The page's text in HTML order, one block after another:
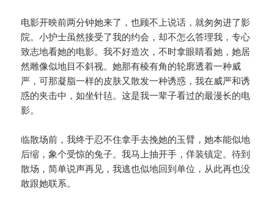
电影开映前两分钟她来了，也顾不上说话，就匆匆进了影
院。小护士虽然接受了我的约会，却不怎么答理我，专心
致志地看她的电影。我不好造次，不时拿眼睛看她，她居
然雕像似地目不斜视。她那有棱有角的轮廓透着一种威
严，可那凝脂一样的皮肤又散发一种诱惑，我在威严和诱
惑的夹击中，如坐针毡。这是我一辈子看过的最漫长的电
影。
临散场前，我终于忍不住拿手去挽她的玉臂，她本能似地
后缩，象个受惊的兔子。我马上抽开手，佯装镇定。待到
散场，简单说声再见，我逃也似地回到单位，从此再也没
敢跟她联系。